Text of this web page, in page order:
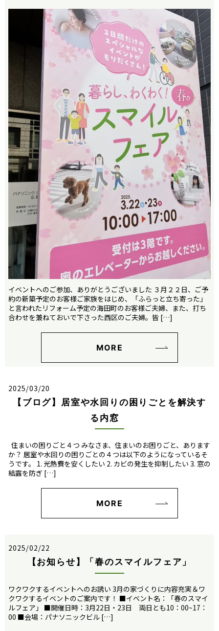
イベントへのご参加、ありがとうございました ３月２２日、ご予
約の新築予定のお客様ご家族をはじめ、「ふらっと立ち寄った」
と言われたリフォーム予定の海田町のお客様ご夫婦、また、打ち
合わせを兼ねておいで下さった西区のご夫婦。皆 […]
MORE
2025/03/20
【ブログ】居室や水回りの困りごとを解決す
る内窓
住まいの困りごと４つ みなさま、住まいのお困りごと、あります
か？ 居室や水回りの困りごとの４つは以下のようになっているそ
うです。 1. 光熱費を安くしたい 2. カビの発生を抑制したい 3. 窓の
結露を防ぎ […]
MORE
2025/02/22
【お知らせ】「春のスマイルフェア」
ワクワクするイベントへのお誘い 3月の家づくりに内容充実＆ワ
クワクするイベントのご案内です！ ■イベント名：「春のスマイ
ルフェア」 ■開催日時：3月22日・23日 両日とも10：00~17：
00 ■会場：パナソニックビル […]